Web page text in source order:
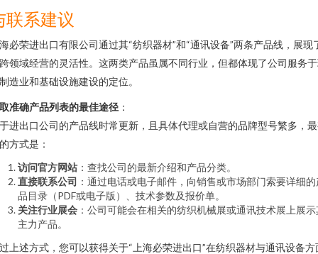
联系建议
必荣进出口有限公司通过其“纺织器材”和“通讯设备”两条产品线，展现
领域经营的灵活性。这两类产品虽属不同行业，但都体现了公司服务
造业和基础设施建设的定位。
准确产品列表的最佳途径 ：
进出口公司的产品线时常更新，且具体代理或自营的品牌型号繁多，
方式是：
访问官方网站 ：查找公司的最新介绍和产品分类。
直接联系公司 ：通过电话或电子邮件，向销售或市场部门索要详细的
品目录（PDF或电子版）、技术参数及报价单。
关注行业展会 ：公司可能会在相关的纺织机械展或通讯技术展上展示
主力产品。
上述方式，您可以获得关于“上海必荣进出口”在纺织器材与通讯设备方